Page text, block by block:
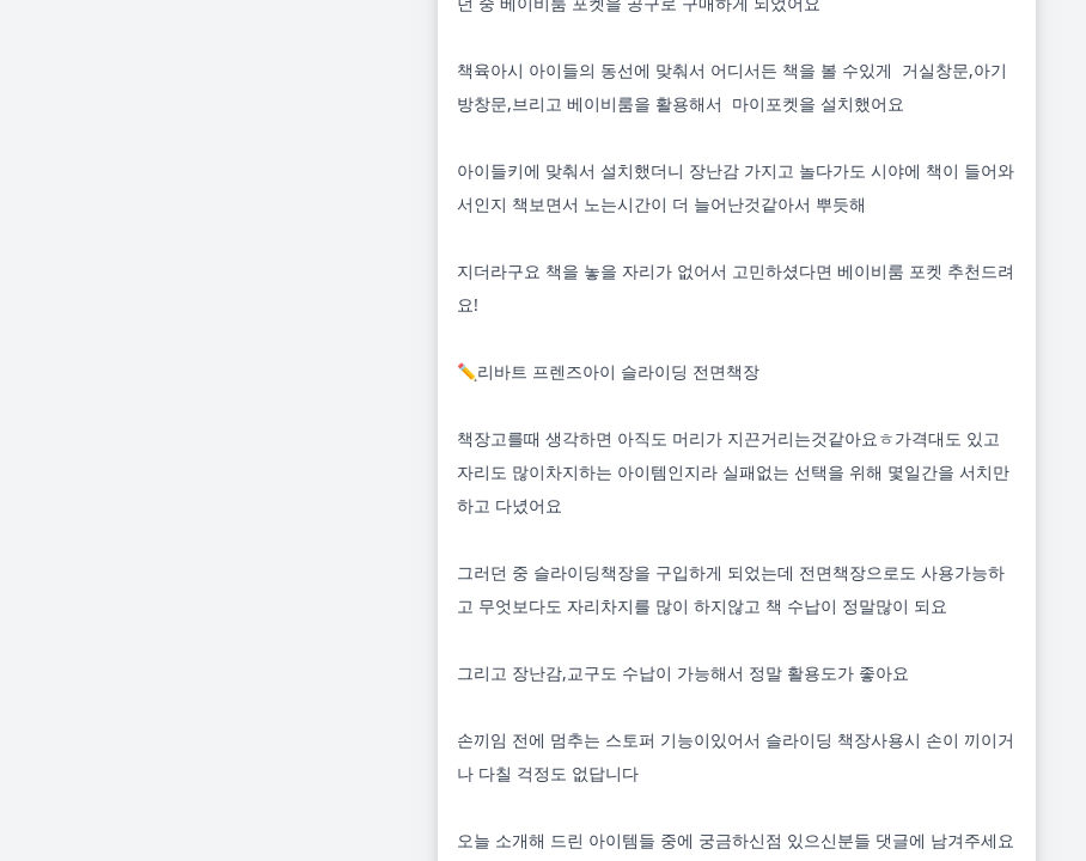
책육아시 아이들의 동선에 맞춰서 어디서든 책을 볼 수있게  거실창문,아기
방창문,브리고 베이비룸을 활용해서  마이포켓을 설치했어요
아이들키에 맞춰서 설치했더니 장난감 가지고 놀다가도 시야에 책이 들어와
서인지 책보면서 노는시간이 더 늘어난것같아서 뿌듯해
지더라구요 책을 놓을 자리가 없어서 고민하셨다면 베이비룸 포켓 추천드려
요!
✏️리바트 프렌즈아이 슬라이딩 전면책장
책장고를때 생각하면 아직도 머리가 지끈거리는것같아요ㅎ가격대도 있고
자리도 많이차지하는 아이템인지라 실패없는 선택을 위해 몇일간을 서치만
하고 다녔어요
그러던 중 슬라이딩책장을 구입하게 되었는데 전면책장으로도 사용가능하
고 무엇보다도 자리차지를 많이 하지않고 책 수납이 정말많이 되요
그리고 장난감,교구도 수납이 가능해서 정말 활용도가 좋아요
손끼임 전에 멈추는 스토퍼 기능이있어서 슬라이딩 책장사용시 손이 끼이거
나 다칠 걱정도 없답니다
오늘 소개해 드린 아이템들 중에 궁금하신점 있으신분들 댓글에 남겨주세요